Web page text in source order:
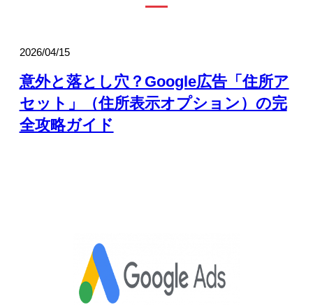
2026/04/15
意外と落とし穴？Google広告「住所ア
セット」（住所表示オプション）の完
全攻略ガイド